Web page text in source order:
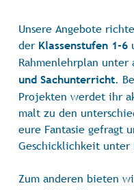
Unsere Angebote
der Klassenstufen 1-6
Rahmenlehrplan unter
und Sachunterricht.
Projekten werdet ihr
malt zu den
eure Fantasie gefragt
Geschicklichkeit unter
Zum anderen bieten